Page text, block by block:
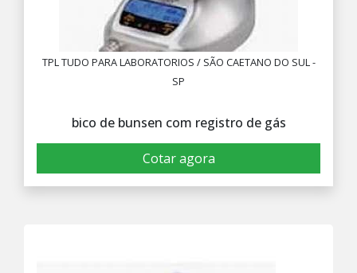
TPL TUDO PARA LABORATORIOS / SÃO CAETANO DO SUL -
SP
bico de bunsen com registro de gás
Cotar agora